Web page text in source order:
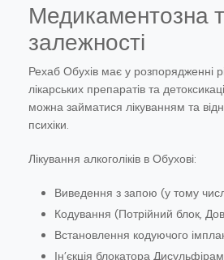
Медикаментозна
залежності
Рехаб Обухів має у розпорядженні
лікарських препаратів та
можна займатися лікуванням та
психіки.
Лікування алкоголіків в Обухові:
Виведення з запою (у тому
Кодування (Потрійний блок,
Встановлення кодуючого
Ін’єкція блокатора